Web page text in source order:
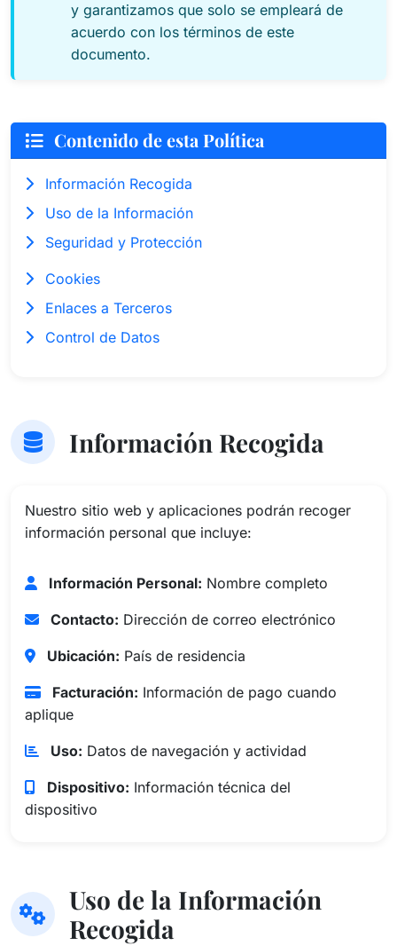
y garantizamos que solo se empleará de
acuerdo con los términos de este
documento.
Contenido de esta Política
Información Recogida
Uso de la Información
Seguridad y Protección
Cookies
Enlaces a Terceros
Control de Datos
Información Recogida
Nuestro sitio web y aplicaciones podrán recoger
información personal que incluye:
Información Personal: Nombre completo
Contacto: Dirección de correo electrónico
Ubicación: País de residencia
Facturación: Información de pago cuando
aplique
Uso: Datos de navegación y actividad
Dispositivo: Información técnica del
dispositivo
Uso de la Información
Recogida